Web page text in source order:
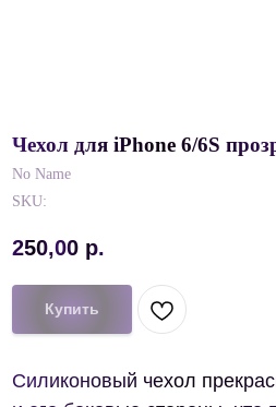
Чехол для iPhone 6/6S
No Name
SKU:
250,00 р.
Купить
Силиконовый чехол